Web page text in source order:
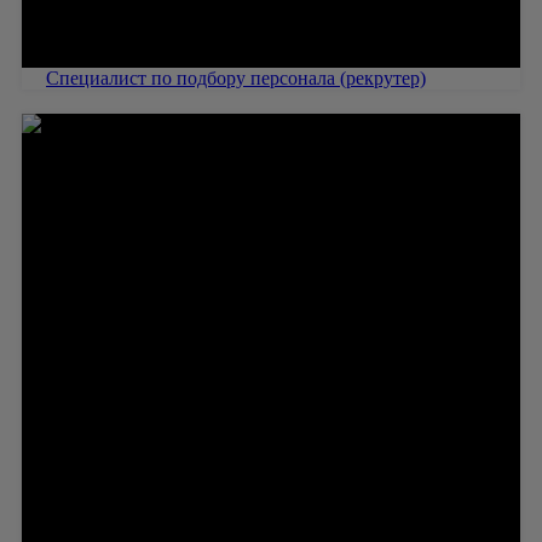
Специалист по подбору персонала (рекрутер)